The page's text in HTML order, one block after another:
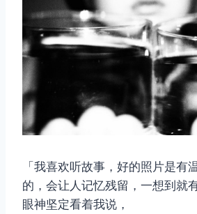
「我喜欢听故事，好的照片是有
的，会让人记忆残留，一想到就
眼神坚定看着我说，